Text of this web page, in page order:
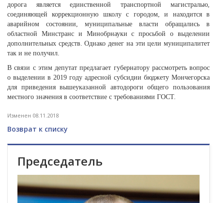
дорога является единственной транспортной магистралью,
соединяющей коррекционную школу с городом, и находится в
аварийном состоянии, муниципальные власти обращались в
областной Минстранс и Минобрнауки с просьбой о выделении
дополнительных средств. Однако денег на эти цели муниципалитет
так и не получил.
В связи с этим депутат предлагает губернатору рассмотреть вопрос
о выделении в 2019 году адресной субсидии бюджету Мончегорска
для приведения вышеуказанной автодороги общего пользования
местного значения в соответствие с требованиями ГОСТ.
Изменен 08.11.2018
Возврат к списку
Председатель